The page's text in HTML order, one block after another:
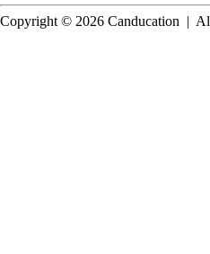
Copyright © 2026 Canducation |